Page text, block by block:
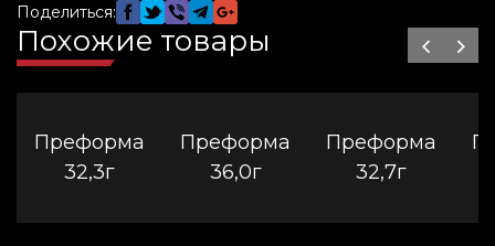
бутылок из-за их преимуществ:
преформа 1,5 занимает мало места при
не наносит вред экологии, сокращает отходы.
Поделиться:
Похожие товары
Преформа
32,3г
Преформа
36,0г
Преформа
32,7г